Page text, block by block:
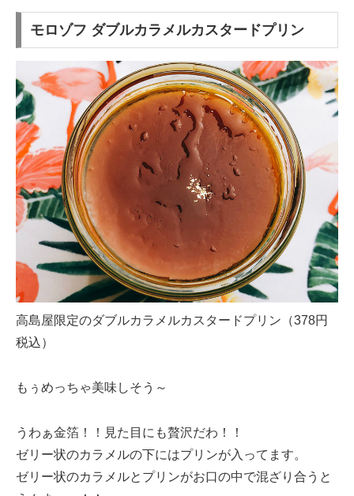
モロゾフ ダブルカラメルカスタードプリン
高島屋限定のダブルカラメルカスタードプリン（378円
税込）
もぅめっちゃ美味しそう～
うわぁ金箔！！見た目にも贅沢だわ！！
ゼリー状のカラメルの下にはプリンが入ってます。
ゼリー状のカラメルとプリンがお口の中で混ざり合うと